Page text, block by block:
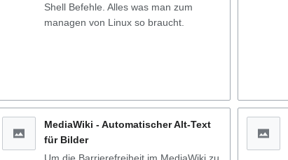
Shell Befehle. Alles was man zum
managen von Linux so braucht.
MediaWiki - Automatischer Alt-Text
für Bilder